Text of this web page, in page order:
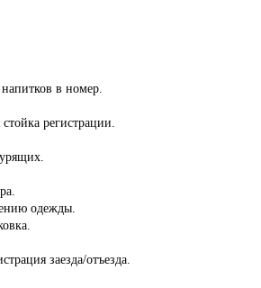
в номер.
регистрации.
одежды.
заезда/отъезда.